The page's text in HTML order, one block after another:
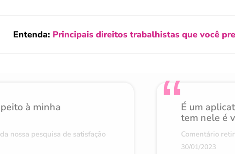
Entenda: Principais direitos trabalhistas que você
à minha
nossa pesquisa de satisfação
É um
tem nele é
Comentário
30/01/2023